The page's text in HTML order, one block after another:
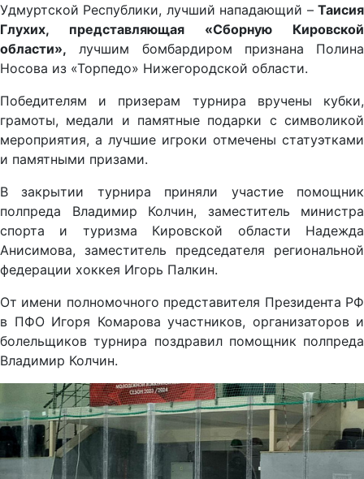
Удмуртской Республики, лучший нападающий – Таисия
Глухих, представляющая «Сборную Кировской
области», лучшим бомбардиром признана Полина
Носова из «Торпедо» Нижегородской области.
Победителям и призерам турнира вручены кубки,
грамоты, медали и памятные подарки с символикой
мероприятия, а лучшие игроки отмечены статуэтками
и памятными призами.
В закрытии турнира приняли участие помощник
полпреда Владимир Колчин, заместитель министра
спорта и туризма Кировской области Надежда
Анисимова, заместитель председателя региональной
федерации хоккея Игорь Палкин.
От имени полномочного представителя Президента РФ
в ПФО Игоря Комарова участников, организаторов и
болельщиков турнира поздравил помощник полпреда
Владимир Колчин.